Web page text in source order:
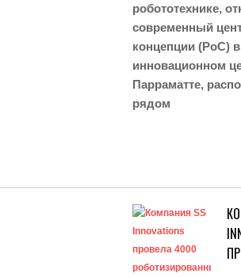
робототехнике,
современный
концепции (PoC)
инновационном
Парраматте,
рядом